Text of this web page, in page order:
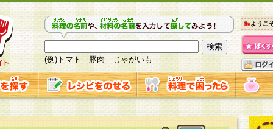
(例)トマト 豚肉 じゃがいも
ようこ